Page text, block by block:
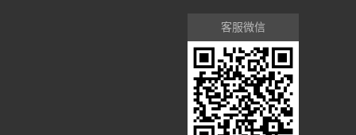
客服微信